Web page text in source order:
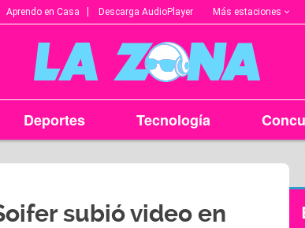
Aprendo en Casa Descarga AudioPlayer Más estaciones
Deportes Tecnología
subió video en